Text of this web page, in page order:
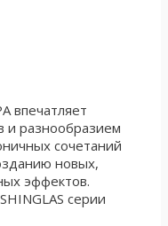
впечатляет
и разнообразием
сочетаний
новых,
эффектов.
серии